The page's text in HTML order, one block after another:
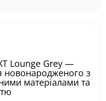
Lounge Grey —
новонародженого з
матеріалами та